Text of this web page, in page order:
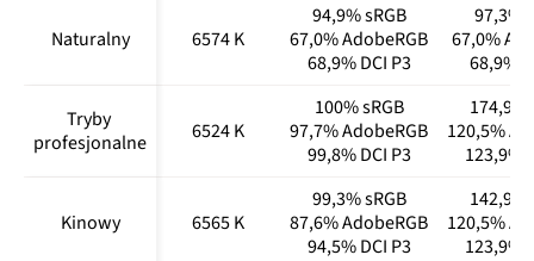
Naturalny 6574 K
94,9% sRGB
67,0% AdobeRGB
68,9% DCI P3
97,3%
67,0%
68,9%
Tryby
profesjonalne
6524 K
100% sRGB
97,7% AdobeRGB
99,8% DCI P3
174,9%
120,5%
123,9%
Kinowy 6565 K
99,3% sRGB
87,6% AdobeRGB
94,5% DCI P3
142,9%
120,5%
123,9%